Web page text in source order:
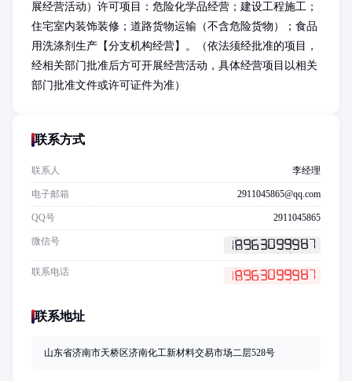
展经营活动）许可项目：危险化学品经营；建设工程施工；
住宅室内装饰装修；道路货物运输（不含危险货物）；食品
用洗涤剂生产【分支机构经营】。（依法须经批准的项目，
经相关部门批准后方可开展经营活动，具体经营项目以相关
部门批准文件或许可证件为准）
联系方式
联系人 李经理
电子邮箱 2911045865@qq.com
QQ号 2911045865
微信号
联系电话
联系地址
山东省济南市天桥区济南化工新材料交易市场二层528号